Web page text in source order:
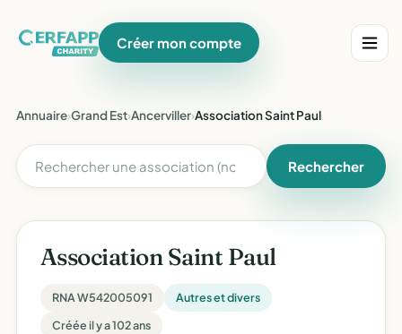
Créer mon compte
Annuaire›Grand Est›Ancerviller›Association Saint Paul
Rechercher
Association Saint Paul
RNA W542005091
Autres et divers
Créée il y a 102 ans